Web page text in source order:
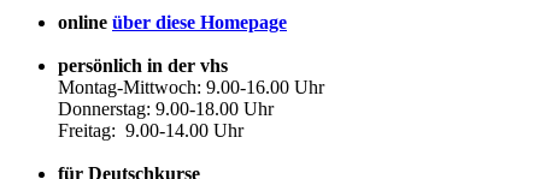
online über diese Homepage
persönlich in der vhs
Montag-Mittwoch: 9.00-16.00 Uhr
Donnerstag: 9.00-18.00 Uhr
Freitag: 9.00-14.00 Uhr
für Deutschkurse